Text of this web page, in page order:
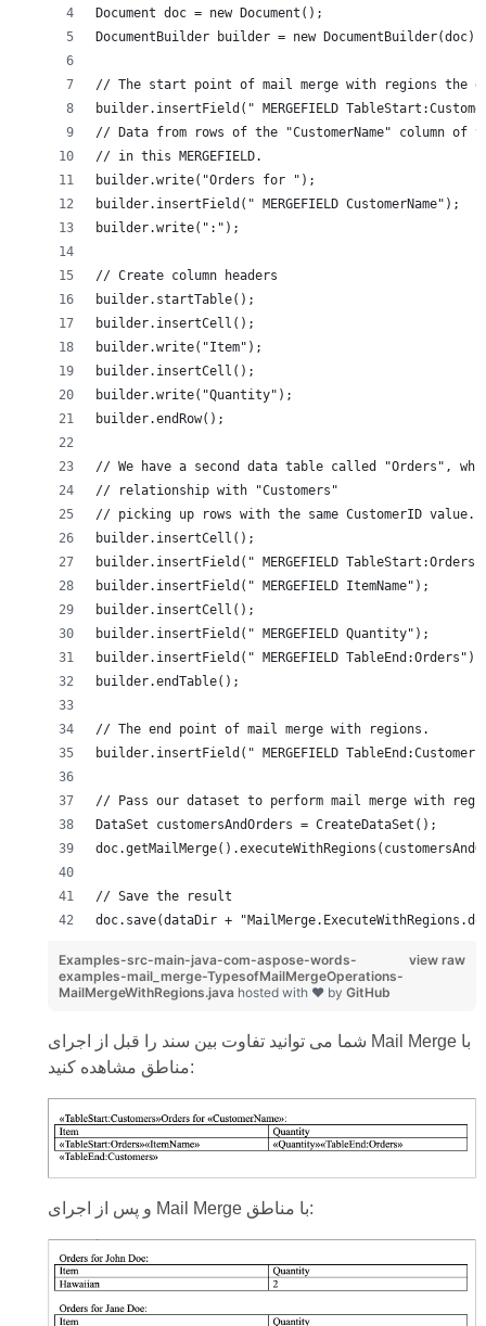
Document doc = new Document();
DocumentBuilder builder = new DocumentBuilder(doc);
// The start point of mail merge with regions the
builder.insertField(" MERGEFIELD
// Data from rows of the "CustomerName" column
// in this MERGEFIELD.
builder.write("Orders for ");
builder.insertField(" MERGEFIELD CustomerName");
builder.write(":");
// Create column headers
builder.startTable();
builder.insertCell();
builder.write("Item");
builder.insertCell();
builder.write("Quantity");
builder.endRow();
// We have a second data table called "Orders",
// relationship with "Customers"
// picking up rows with the same CustomerID value.
builder.insertCell();
builder.insertField(" MERGEFIELD
builder.insertField(" MERGEFIELD ItemName");
builder.insertCell();
builder.insertField(" MERGEFIELD Quantity");
builder.insertField(" MERGEFIELD TableEnd:Orders");
builder.endTable();
// The end point of mail merge with regions.
builder.insertField(" MERGEFIELD
// Pass our dataset to perform mail merge with
DataSet customersAndOrders = CreateDataSet();
// Save the result
doc.save(dataDir +
view raw
Examples-src-main-java-com-aspose-words-
examples-mail_merge-TypesofMailMergeOperations-
MailMergeWithRegions.java hosted with ❤ by GitHub
شما می توانید تفاوت بین سند را قبل از اجرای Mail Merge با
مناطق مشاهده کنید:
و پس از اجرای Mail Merge با مناطق: